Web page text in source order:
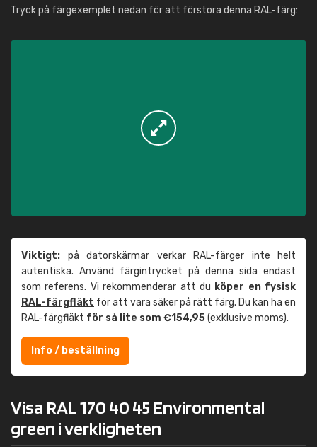
Tryck på färgexemplet nedan för att förstora denna RAL-färg:
Viktigt: på datorskärmar verkar RAL-färger inte helt
autentiska. Använd färgintrycket på denna sida endast
som referens. Vi rekommenderar att du köper en fysisk
RAL-färgfläkt för att vara säker på rätt färg. Du kan ha en
RAL-färgfläkt för så lite som €154,95(exklusive moms).
Info / beställning
Visa RAL 170 40 45 Environmental
green i verkligheten